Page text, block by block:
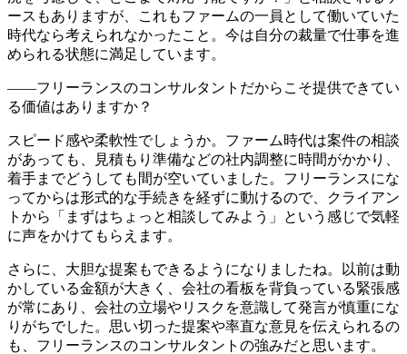
ースもありますが、これもファームの一員として働いていた
時代なら考えられなかったこと。今は自分の裁量で仕事を進
められる状態に満足しています。
――フリーランスのコンサルタントだからこそ提供できてい
る価値はありますか？
スピード感や柔軟性でしょうか。ファーム時代は案件の相談
があっても、見積もり準備などの社内調整に時間がかかり、
着手までどうしても間が空いていました。フリーランスにな
ってからは形式的な手続きを経ずに動けるので、
クライアン
トから「まずはちょっと相談してみよう」という感じで気軽
に声をかけてもらえます。
さらに、大胆な提案もできるようになりましたね。以前は動
かしている金額が大きく、会社の看板を背負っている緊張感
が常にあり、会社の立場やリスクを意識して発言が慎重にな
りがちでした。 思い切った提案や率直な意見を伝えられるの
も、フリーランスのコンサルタントの強みだと思います。